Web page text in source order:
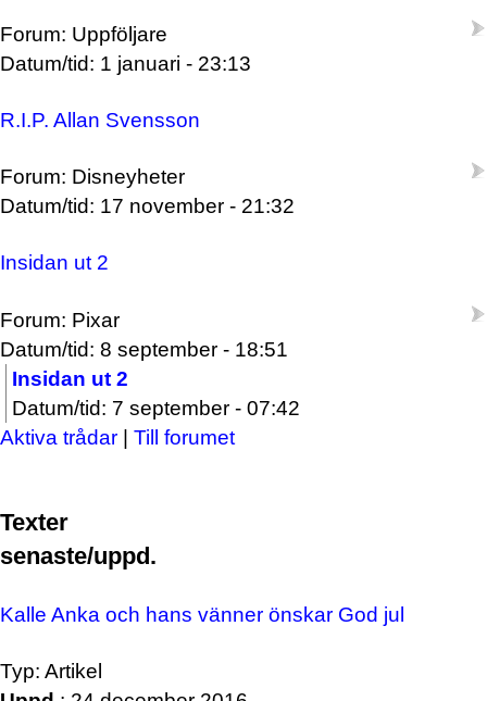
Forum: Uppföljare
Datum/tid: 1 januari - 23:13
R.I.P. Allan Svensson
Forum: Disneyheter
Datum/tid: 17 november - 21:32
Insidan ut 2
Forum: Pixar
Datum/tid: 8 september - 18:51
Insidan ut 2
Datum/tid: 7 september - 07:42
Aktiva trådar | Till forumet
Texter
senaste/uppd.
Kalle Anka och hans vänner önskar God jul
Typ: Artikel